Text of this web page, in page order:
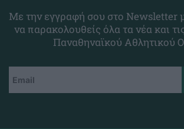
Με την εγγραφή σου στο Newsletter
να παρακολουθείς όλα τα νέα και
Παναθηναϊκού Αθλητικού